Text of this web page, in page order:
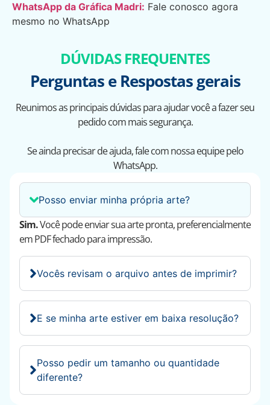
WhatsApp da Gráfica Madri: Fale conosco agora
mesmo no WhatsApp
DÚVIDAS FREQUENTES
Perguntas e Respostas gerais
Reunimos as principais dúvidas para ajudar você a fazer seu
pedido com mais segurança.
Se ainda precisar de ajuda, fale com nossa equipe pelo
WhatsApp.
Posso enviar minha própria arte?
Sim.Você pode enviar sua arte pronta, preferencialmente
em PDF fechado para impressão.
Vocês revisam o arquivo antes de imprimir?
E se minha arte estiver em baixa resolução?
Posso pedir um tamanho ou quantidade
diferente?